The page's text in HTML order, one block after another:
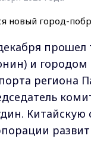
и
региона
Китайскую